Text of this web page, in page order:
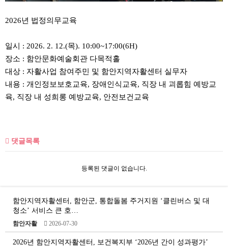
2026년 법정의무교육
일시 : 2026. 2. 12.(목). 10:00~17:00(6H)
장소 : 함안문화예술회관 다목적홀
대상 : 자활사업 참여주민 및 함안지역자활센터 실무자
내용 : 개인정보보호교육, 장애인식교육, 직장 내 괴롭힘 예방교
육, 직장 내 성희롱 예방교육, 안전보건교육
댓글목록
등록된 댓글이 없습니다.
함안지역자활센터, 함안군, 통합돌봄 주거지원 ‘클린버스 및 대
청소’ 서비스 큰 호…
함안자활 2026-07-30
2026년 함안지역자활센터, 보건복지부 ‘2026년 간이 성과평가’